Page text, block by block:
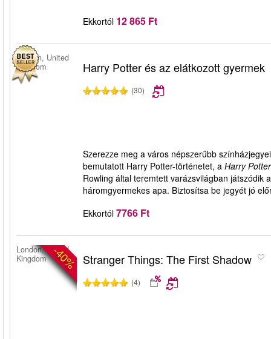
Ekkortól 12 865 Ft
London, United
Kingdom
Harry Potter és az elátkozott gyermek
(30)
Szerezze meg a város népszerűbb
bemutatott Harry Potter-történetet, a Harry
Rowling által teremtett varázsvilágban játszódik
háromgyermekes apa. Biztosítsa be jegyét jó
Ekkortól 7766 Ft
-40%
London, United
Kingdom
Stranger Things: The First Shadow
(4)